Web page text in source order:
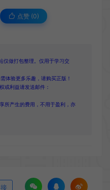
点赞 (0)
仅做打包整理。仅用于学习交
体验更多乐趣，请购买正版！
或利益请发送邮件：
所产生的费用，不用于盈利，亦